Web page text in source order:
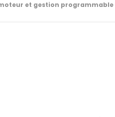
et gestion programmable